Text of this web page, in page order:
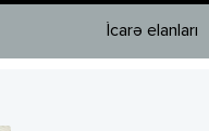
İcarə elanları